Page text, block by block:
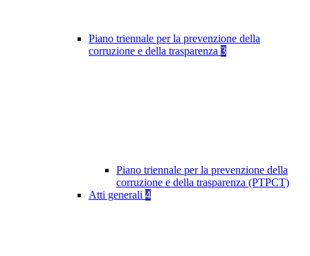
Piano triennale per la prevenzione della
corruzione e della trasparenza 3
Piano triennale per la prevenzione della
corruzione e della trasparenza (PTPCT)
Atti generali 4